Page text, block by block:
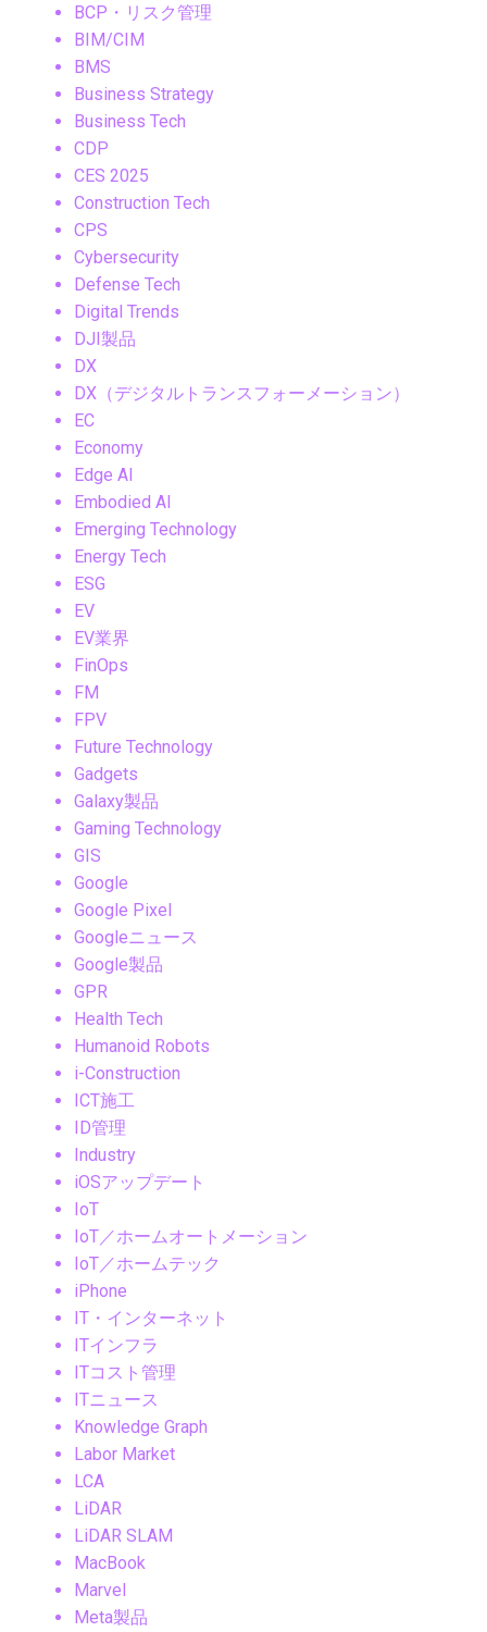
BCP・リスク管理
BIM/CIM
BMS
Business Strategy
Business Tech
CDP
CES 2025
Construction Tech
CPS
Cybersecurity
Defense Tech
Digital Trends
DJI製品
DX
DX（デジタルトランスフォーメーション）
EC
Economy
Edge AI
Embodied AI
Emerging Technology
Energy Tech
ESG
EV
EV業界
FinOps
FM
FPV
Future Technology
Gadgets
Galaxy製品
Gaming Technology
GIS
Google
Google Pixel
Googleニュース
Google製品
GPR
Health Tech
Humanoid Robots
i-Construction
ICT施工
ID管理
Industry
iOSアップデート
IoT
IoT／ホームオートメーション
IoT／ホームテック
iPhone
IT・インターネット
ITインフラ
ITコスト管理
ITニュース
Knowledge Graph
Labor Market
LCA
LiDAR
LiDAR SLAM
MacBook
Marvel
Meta製品